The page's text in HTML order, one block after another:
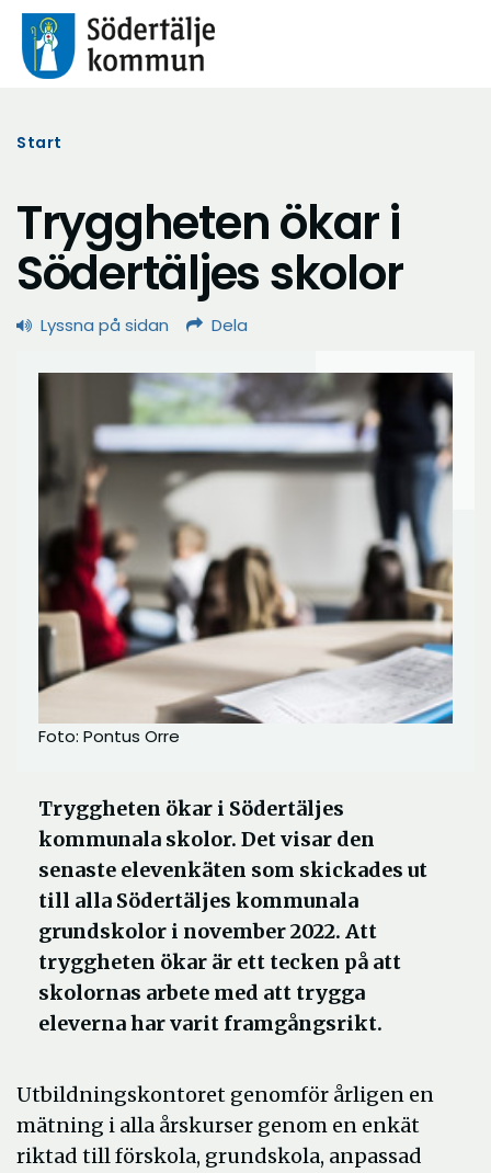
Start
Tryggheten ökar i
Södertäljes skolor
Lyssna på sidan Dela
Foto: Pontus Orre
Tryggheten ökar i Södertäljes
kommunala skolor. Det visar den
senaste elevenkäten som skickades ut
till alla Södertäljes kommunala
grundskolor i november 2022. Att
tryggheten ökar är ett tecken på att
skolornas arbete med att trygga
eleverna har varit framgångsrikt.
Utbildningskontoret genomför årligen en
mätning i alla årskurser genom en enkät
riktad till förskola, grundskola, anpassad